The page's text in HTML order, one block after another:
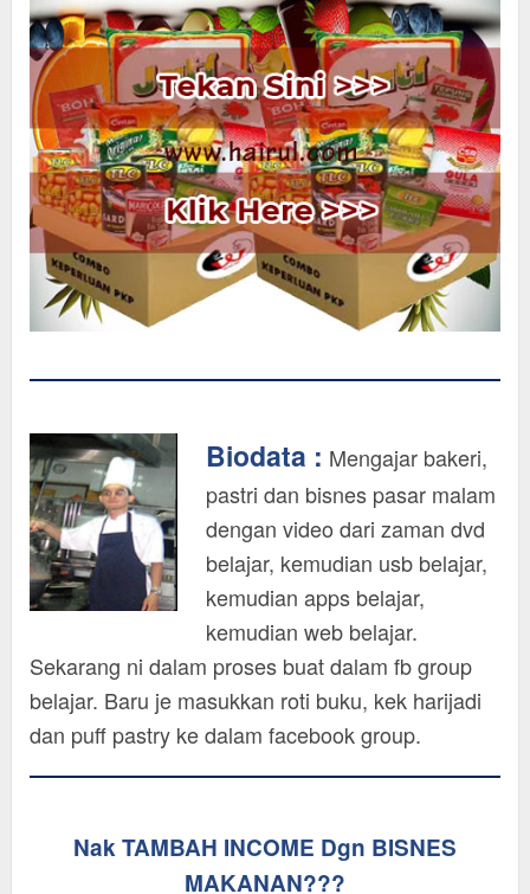
Biodata : Mengajar bakeri,
pastri dan bisnes pasar malam
dengan video dari zaman dvd
belajar, kemudian usb belajar,
kemudian apps belajar,
kemudian web belajar.
Sekarang ni dalam proses buat dalam fb group
belajar. Baru je masukkan roti buku, kek harijadi
dan puff pastry ke dalam facebook group.
Nak TAMBAH INCOME Dgn BISNES
MAKANAN???